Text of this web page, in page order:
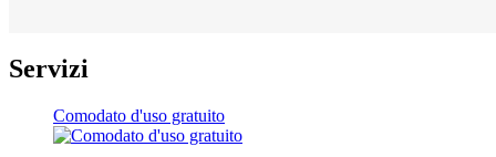
Servizi
Comodato d'uso gratuito